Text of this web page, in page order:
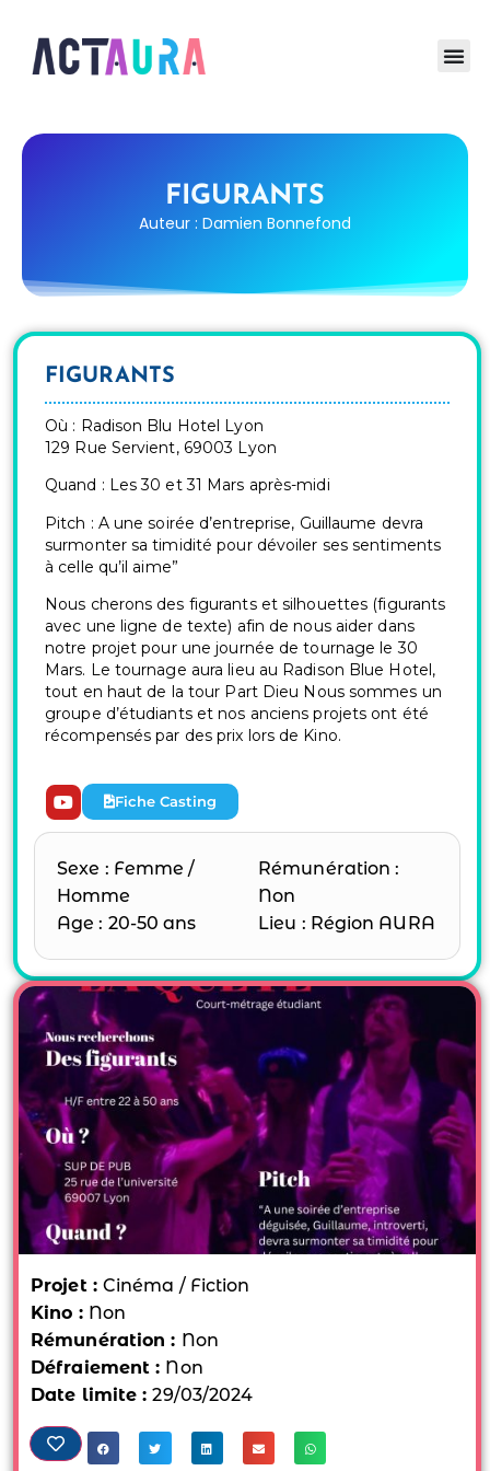
FIGURANTS
Auteur : Damien Bonnefond
FIGURANTS
Où : Radison Blu Hotel Lyon
129 Rue Servient, 69003 Lyon
Quand : Les 30 et 31 Mars après-midi
Pitch : A une soirée d’entreprise, Guillaume devra
surmonter sa timidité pour dévoiler ses sentiments
à celle qu’il aime”
Nous cherons des figurants et silhouettes (figurants
avec une ligne de texte) afin de nous aider dans
notre projet pour une journée de tournage le 30
Mars. Le tournage aura lieu au Radison Blue Hotel,
tout en haut de la tour Part Dieu Nous sommes un
groupe d’étudiants et nos anciens projets ont été
récompensés par des prix lors de Kino.
Fiche Casting
Sexe : Femme /
Homme
Age : 20-50 ans
Rémunération :
Non
Lieu : Région AURA
Projet : Cinéma / Fiction
Kino : Non
Rémunération : Non
Défraiement : Non
Date limite :29/03/2024